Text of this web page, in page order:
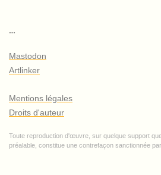
…
Mastodon
Artlinker
Mentions légales
Droits d'auteur
Toute reproduction d'œuvre, sur quelque support
préalable, constitue une contrefaçon sanctionnée